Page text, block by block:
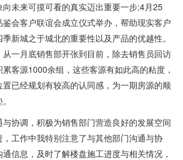
未来可摸可看的真实迈出重要一步;4月25
会客户联谊会成立仪式举办，帮助现实客户
新城之于城北的重要性以及产品的优越性。
一月底销售部开张到目前，除去销售员回访
客源1000余组，这些客源有如此高的粘度，
已经规划有较高的认同感，为一期房源的顺
协调，积极为销售部门营造良好的发展空间
工作中我特别注意了与其他部门沟通与协
信息，及时了解楼盘施工进度与相关情况，